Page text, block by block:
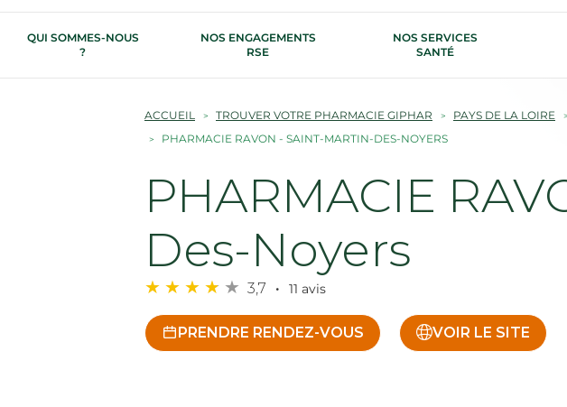
QUI SOMMES-NOUS
?
NOS ENGAGEMENTS
RSE
NOS SERVICES
SANTÉ
ACCUEIL TROUVER VOTRE PHARMACIE GIPHAR PAYS DE LA LOIRE
PHARMACIE RAVON - SAINT-MARTIN-DES-NOYERS
PHARMACIE
Des-Noyers
3,7 11 avis
PRENDRE RENDEZ-VOUS VOIR LE SITE